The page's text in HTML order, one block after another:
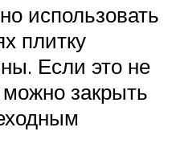
использовать
плитку
Если это не
закрыть